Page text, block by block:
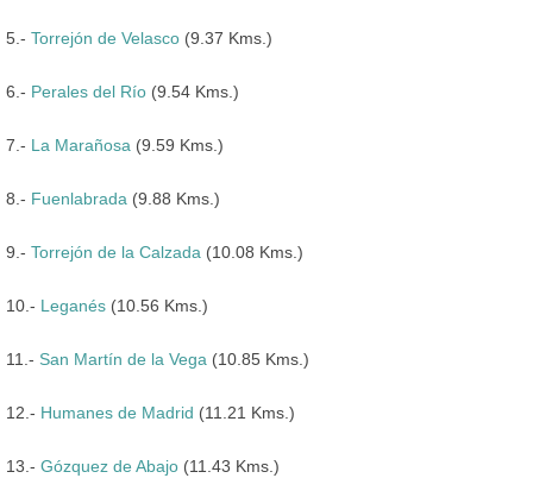
5.- Torrejón de Velasco (9.37 Kms.)
6.- Perales del Río (9.54 Kms.)
7.- La Marañosa (9.59 Kms.)
8.- Fuenlabrada (9.88 Kms.)
9.- Torrejón de la Calzada (10.08 Kms.)
10.- Leganés (10.56 Kms.)
11.- San Martín de la Vega (10.85 Kms.)
12.- Humanes de Madrid (11.21 Kms.)
13.- Gózquez de Abajo (11.43 Kms.)